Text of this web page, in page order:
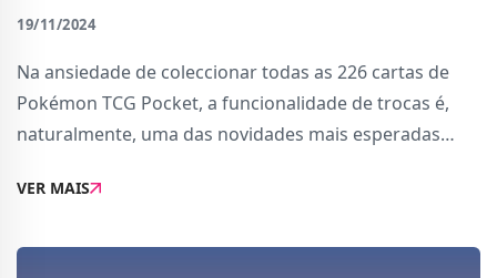
19/11/2024
Na ansiedade de coleccionar todas as 226 cartas de
Pokémon TCG Pocket, a funcionalidade de trocas é,
naturalmente, uma das novidades mais esperadas
funcionalidade de trocas vai estar disponível em
VER MAIS